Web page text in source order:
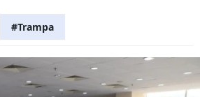
#Trampa